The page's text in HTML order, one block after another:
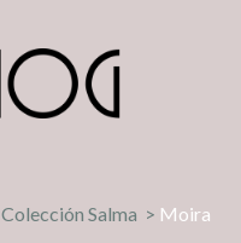
Colección Salma > Moira